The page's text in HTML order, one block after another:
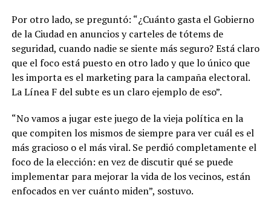
Por otro lado, se preguntó: “¿Cuánto gasta el Gobierno
de la Ciudad en anuncios y carteles de tótems de
seguridad, cuando nadie se siente más seguro? Está claro
que el foco está puesto en otro lado y que lo único que
les importa es el marketing para la campaña electoral.
La Línea F del subte es un claro ejemplo de eso”.
“No vamos a jugar este juego de la vieja política en la
que compiten los mismos de siempre para ver cuál es el
más gracioso o el más viral. Se perdió completamente el
foco de la elección: en vez de discutir qué se puede
implementar para mejorar la vida de los vecinos, están
enfocados en ver cuánto miden”, sostuvo.